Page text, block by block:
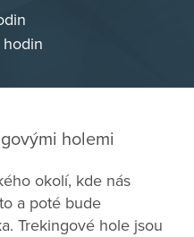
holemi
okolí, kde nás
a poté bude
Trekingové hole jsou